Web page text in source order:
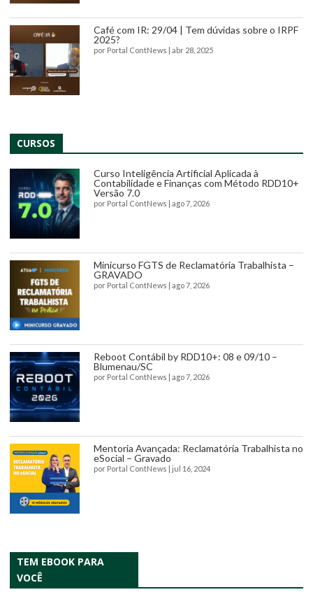
Café com IR: 29/04 | Tem dúvidas sobre o IRPF
2025?
por Portal ContNews abr 28, 2025
CURSOS
Curso Inteligência Artificial Aplicada à
Contabilidade e Finanças com Método RDD10+
Versão 7.0
por Portal ContNews ago 7, 2026
Minicurso FGTS de Reclamatória Trabalhista –
GRAVADO
por Portal ContNews ago 7, 2026
Reboot Contábil by RDD10+: 08 e 09/10 –
Blumenau/SC
por Portal ContNews ago 7, 2026
Mentoria Avançada: Reclamatória Trabalhista no
eSocial – Gravado
por Portal ContNews jul 16, 2024
TEM EBOOK PARA
VOCÊ